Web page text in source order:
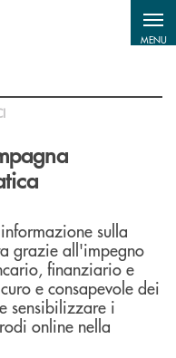
MENU
sulla
grazie all'impegno
finanziario e
e consapevole dei
sensibilizzare i
online nella